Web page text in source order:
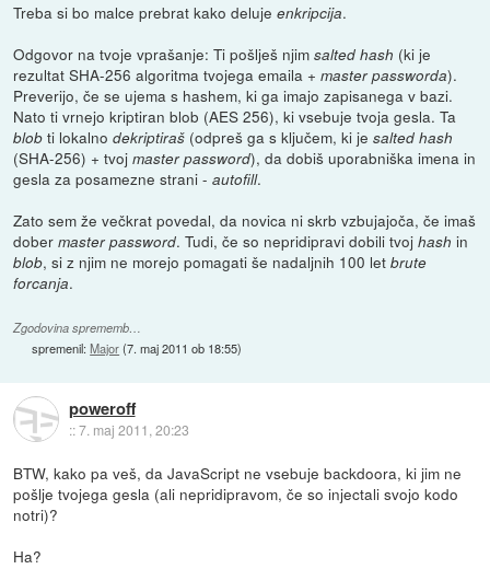
Treba si bo malce prebrat kako delujeenkripcija.
Odgovor na tvoje vprašanje: Ti pošlješ njimsalted hash (ki je
rezultat SHA-256 algoritma tvojega emaila +master passworda).
Preverijo, če se ujema s hashem, ki ga imajo zapisanega v bazi.
Nato ti vrnejo kriptiran blob (AES 256), ki vsebuje tvoja gesla. Ta
blob ti lokalnodekriptiraš (odpreš ga s ključem, ki jesalted hash
(SHA-256) + tvojmaster password), da dobiš uporabniška imena in
gesla za posamezne strani -autofill.
Zato sem že večkrat povedal, da novica ni skrb vzbujajoča, če imaš
dobermaster password. Tudi, če so nepridipravi dobili tvojhash in
blob, si z njim ne morejo pomagati še nadaljnih 100 letbrute
forcanja.
Zgodovina sprememb…
spremenil:Major(7. maj 2011 ob 18:55)
poweroff
::7. maj 2011, 20:23
BTW, kako pa veš, da JavaScript ne vsebuje backdoora, ki jim ne
pošlje tvojega gesla (ali nepridipravom, če so injectali svojo kodo
notri)?
Ha?